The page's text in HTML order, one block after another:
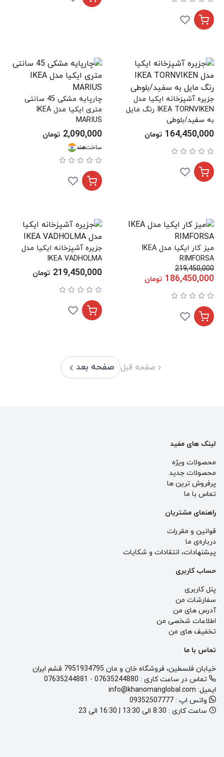
جزیره آشپزخانه ایکیا مدل
IKEA TORNVIKEN رنگ مایل
به سفید/بلوطی
164,450,000 تومان
چارپایه مشکی 45 سانتی
متری ایکیا مدل IKEA
MARIUS
2,090,000 تومان
ساختهند
میز کار ایکیا مدل IKEA
RIMFORSA
219,450,000
186,450,000 تومان
جزیره آشپزخانه ایکیا مدل
IKEA VADHOLMA
219,450,000 تومان
صفحه قبل صفحه بعد
لینک های مفید
محصولات ویژه
محصولات جدید
پرفروش ترین‌ ها
تماس با ما
راهنمای مشتریان
قوانین و مقررات
درباره‌ی ما
پيشنهادات، انتقادات و شكايات
حساب کاربری
پنل کاربری
سفارشات من
آدرس های من
اطلاعات شخصی من
تخفیف های من
تماس با ما
خیابان فلسطین، فروشگاه خان و مان 7951934795 قشم ایران
تماس در ساعت کاری : 07635244880
-
07635244881
ایمیل: info@khanomanglobal.com
واتس اپ : 09352507777
ساعت کاری : 8:30 الی 13:30 | 16:30 الی 23